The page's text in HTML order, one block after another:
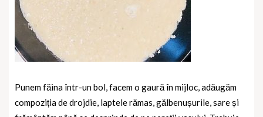
Punem făina într-un bol, facem o gaură în mijloc, adăugăm
compoziția de drojdie, laptele rămas, gălbenușurile, sare și